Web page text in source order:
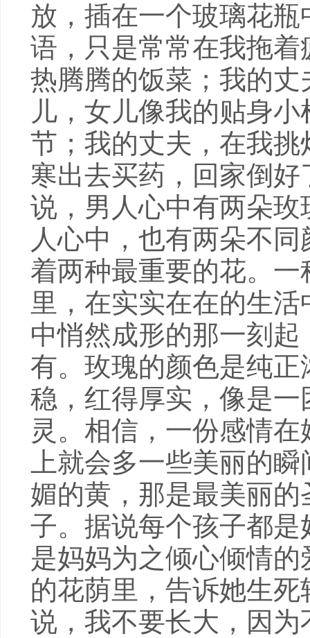
放，插在一个玻璃花
语，只是常常在我拖
热腾腾的饭菜；我的
儿，女儿像我的贴身
节；我的丈夫，在我
寒出去买药，回家倒
说，男人心中有两朵
人心中，也有两朵不
着两种最重要的花。
里，在实实在在的生
中悄然成形的那一刻
有。玫瑰的颜色是纯
稳，红得厚实，像是
灵。相信，一份感情
上就会多一些美丽的
媚的黄，那是最美丽
子。据说每个孩子都
是妈妈为之倾心倾情
的花荫里，告诉她生
说，我不要长大，因